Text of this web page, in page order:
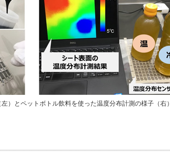
）とペットボトル飲料を使った温度分布計測の様子（右）